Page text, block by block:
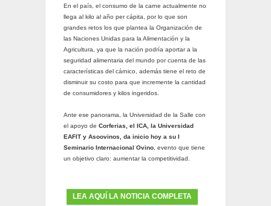
En el país, el consumo de la carne actualmente no
llega al kilo al año per cápita, por lo que son
grandes retos los que plantea la Organización de
las Naciones Unidas para la Alimentación y la
Agricultura, ya que la nación podría aportar a la
seguridad alimentaria del mundo por cuenta de las
características del cárnico, además tiene el reto de
disminuir su costo para que incremente la cantidad
de consumidores y kilos ingeridos.
Ante ese panorama, la Universidad de la Salle con
el apoyo de Corferias, el ICA, la Universidad
EAFIT y Asoovinos, da inicio hoy a su I
Seminario Internacional Ovino, evento que tiene
un objetivo claro: aumentar la competitividad.
LEA AQUÍ LA NOTICIA COMPLETA